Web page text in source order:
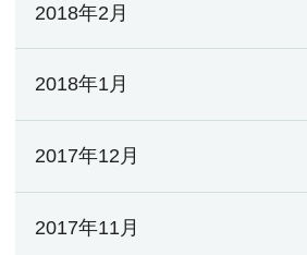
2018年2月
2018年1月
2017年12月
2017年11月